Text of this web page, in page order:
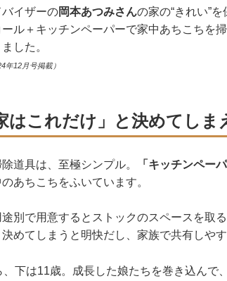
イザーの岡本あつみさんの家の“きれい”を
ール＋キッチンペーパーで家中あちこちを
した。
年12月号掲載）
はこれだけ」と決めてし
道具は、至極シンプル。
「キッチンペー
あちこちをふいています。
途別で用意するとストックのスペースを取
めてしまうと明快だし、家族で共有しやす
、下は11歳。成長した娘たちを巻き込ん